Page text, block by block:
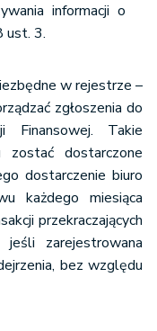
informacji o
ust. 3.
w rejestrze –
zgłoszenia do
Finansowej. Takie
zostać dostarczone
dostarczenie biuro
każdego miesiąca
przekraczających
zarejestrowana
bez względu